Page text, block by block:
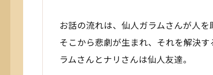
お話の流れは、仙人ガラムさんが人
そこから悲劇が生まれ、それを解決
ラムさんとナリさんは仙人友達。